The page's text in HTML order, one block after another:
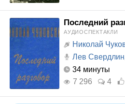
Последний
АУДИОСПЕКТАКЛИ
Николай
Лев Свердлин
34 минуты
7 296
4